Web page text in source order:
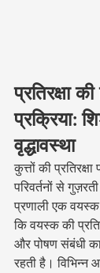
प्रतिरक्षा
प्रक्रिया:
वृद्धावस्था
कुत्तों की
परिवर्तनों से
प्रणाली एक वयस्क
कि वयस्क की
और पोषण संबंधी
रहती है। विभिन्न